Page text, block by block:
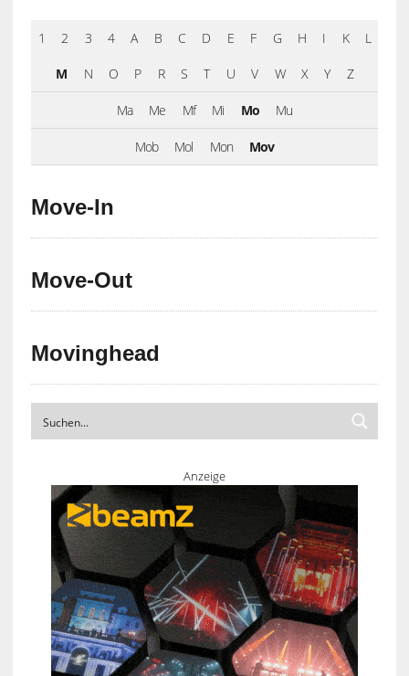
1 2 3 4 A B C D E F G H I K L
M N O P R S T U V W X Y Z
Ma Me Mf Mi Mo Mu
Mob Mol Mon Mov
Move-In
Move-Out
Movinghead
Anzeige